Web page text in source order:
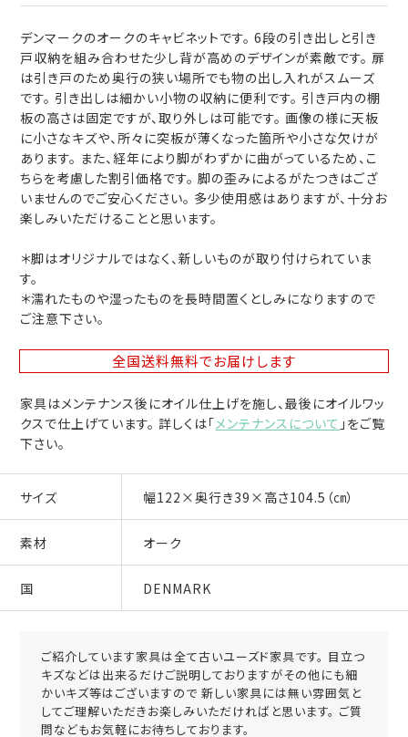
デンマークのオークのキャビネットです。 6段の引き出しと引き
戸収納を組み合わせた少し背が高めのデザインが素敵です。 扉
は引き戸のため奥行の狭い場所でも物の出し入れがスムーズ
です。 引き出しは細かい小物の収納に便利です。 引き戸内の棚
板の高さは固定ですが、取り外しは可能です。 画像の様に天板
に小さなキズや、所々に突板が薄くなった箇所や小さな欠けが
あります。 また、経年により脚がわずかに曲がっているため、こ
ちらを考慮した割引価格です。 脚の歪みによるがたつきはござ
いませんのでご安心ください。 多少使用感はありますが、十分お
楽しみいただけることと思います。
＊脚はオリジナルではなく、新しいものが取り付けられていま
す。
＊濡れたものや湿ったものを長時間置くとしみになりますので
ご注意下さい。
全国送料無料でお届けします
家具はメンテナンス後にオイル仕上げを施し、最後にオイルワッ
クスで仕上げています。 詳しくは「メンテナンスについて 」をご覧
下さい。
サイズ 幅122×奥行き39×高さ104.5（㎝）
素材 オーク
国 DENMARK
ご紹介しています家具は全て古いユーズド家具です。 目立つ
キズなどは出来るだけご説明しておりますがその他にも細
かいキズ等はございますので 新しい家具には無い雰囲気と
してご理解いただきお楽しみいただければと思います。 ご質
問などもお気軽にお待ちしております。